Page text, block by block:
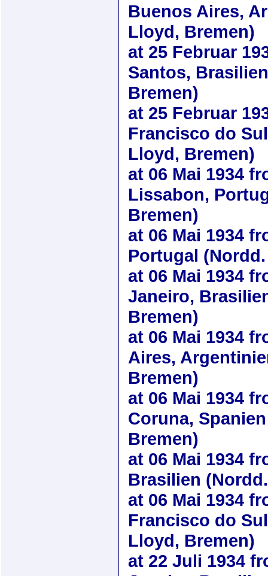
Buenos Aires,
Lloyd, Bremen)
at 25 Februar
Santos,
Bremen)
at 25 Februar
Francisco do
Lloyd, Bremen)
at 06 Mai 1934
Lissabon,
Bremen)
at 06 Mai 1934
Portugal
at 06 Mai 1934
Janeiro,
Bremen)
at 06 Mai 1934
Aires,
Bremen)
at 06 Mai 1934
Coruna,
Bremen)
at 06 Mai 1934
Brasilien
at 06 Mai 1934
Francisco do
Lloyd, Bremen)
at 22 Juli 1934